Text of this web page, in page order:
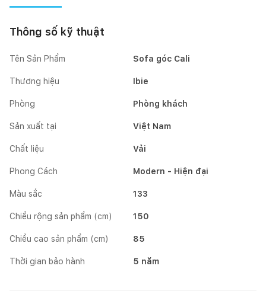
Thông số kỹ thuật
Tên Sản Phẩm Sofa góc Cali
Thương hiệu Ibie
Phòng Phòng khách
Sản xuất tại Việt Nam
Chất liệu Vải
Phong Cách Modern - Hiện đại
Màu sắc 133
Chiều rộng sản phẩm (cm) 150
Chiều cao sản phẩm (cm) 85
Thời gian bảo hành 5 năm